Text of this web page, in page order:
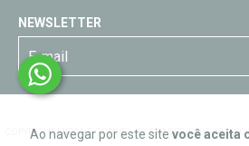
Ao navegar por este site você aceita
NEWSLETTER
COPYRIGHT MIRANE COMICS - 18.509.903/0001-68 - 2026.